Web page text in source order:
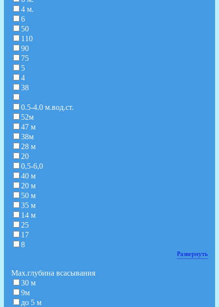
4 м.
6
50
110
90
75
5
4
38
0.5-4.0 м.вод.ст.
52м
47 м
38м
28 м
20
0,5-6,0
40 м
20 м
50 м
35 м
14 м
25
17
8
Развернуть
Мах.глубина всасывания
30 м
9м
до 5 м